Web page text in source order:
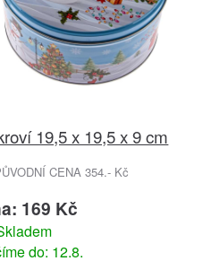
19,5 x 19,5 x 9 cm
CENA 354.- Kč
169 Kč
do: 12.8.